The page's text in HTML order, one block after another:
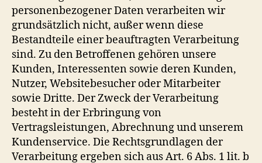
personenbezogener Daten verarbeiten wir
grundsätzlich nicht, außer wenn diese
Bestandteile einer beauftragten Verarbeitung
sind. Zu den Betroffenen gehören unsere
Kunden, Interessenten sowie deren Kunden,
Nutzer, Websitebesucher oder Mitarbeiter
sowie Dritte. Der Zweck der Verarbeitung
besteht in der Erbringung von
Vertragsleistungen, Abrechnung und unserem
Kundenservice. Die Rechtsgrundlagen der
Verarbeitung ergeben sich aus Art. 6 Abs. 1 lit. b